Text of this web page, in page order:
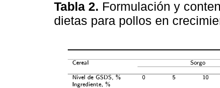
Tabla 2. Formulación y
dietas para pollos en